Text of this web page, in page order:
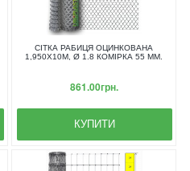
СІТКА РАБИЦЯ ОЦИНКОВАНА
1,950X10М, Ø 1.8 КОМІРКА 55 ММ.
861.00грн.
КУПИТИ